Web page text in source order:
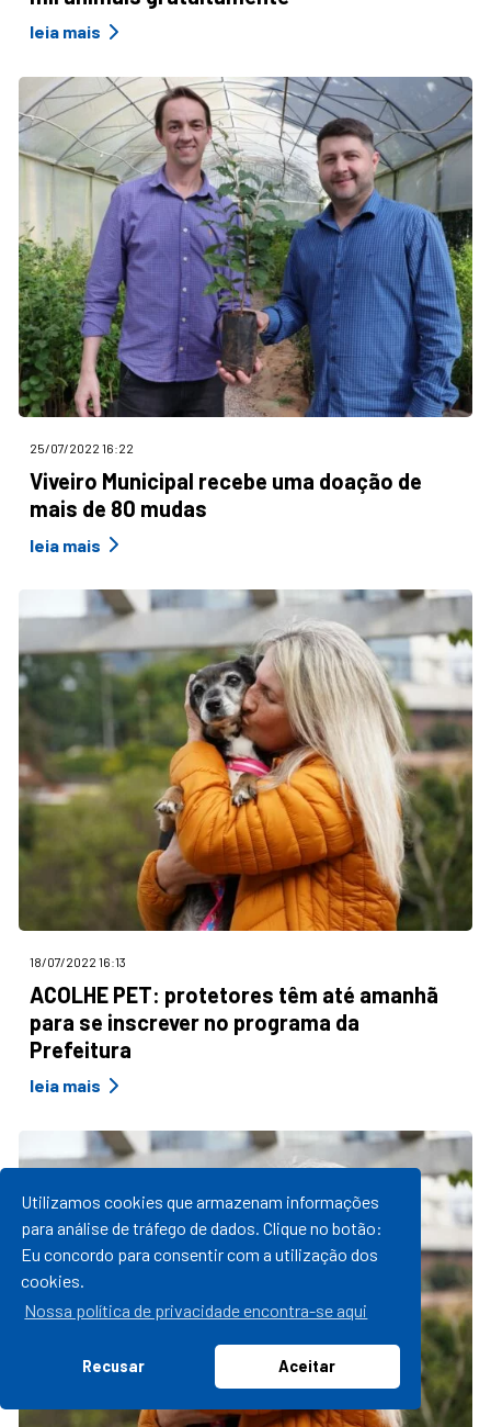
Utilizamos cookies que armazenam informações
para análise de tráfego de dados. Clique no botão:
Eu concordo para consentir com a utilização dos
cookies.
Nossa política de privacidade encontra-se aqui
Recusar Aceitar
leia mais
25/07/2022 16:22
Viveiro Municipal recebe uma doação de
mais de 80 mudas
leia mais
18/07/2022 16:13
ACOLHE PET: protetores têm até amanhã
para se inscrever no programa da
Prefeitura
leia mais